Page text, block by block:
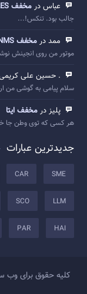
عباس در مخفف LES
جالب بود. تنکس!...
ممد در مخفف NMS
موتور من روی انجینش
. حسین علی
سلام پیامی به گوشی من
پلیز در مخفف ایتا
هر کسی که توی وطن جا
جدیدترین عبارات
SME
CAR
LLM
SCO
HAI
PAR
کلیه حقوق برای